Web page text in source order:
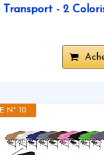
Transport - 2
N° 10